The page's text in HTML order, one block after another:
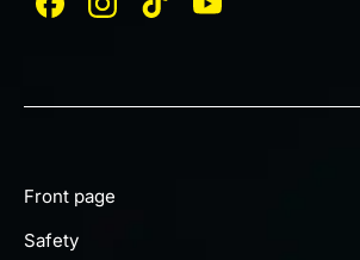
Front page
Safety